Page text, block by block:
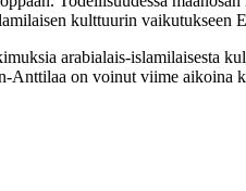
kulttuurin vaikutukseen
arabialais-islamilaisesta
Anttilaa on voinut viime aikoina